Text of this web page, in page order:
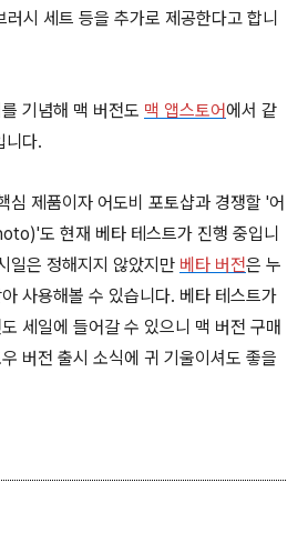
시 세트 등을 추가로 제공한다고 합니
기념해 맥 버전도 맥 앱스토어에서 같
니다.
심 제품이자 어도비 포토샵과 경쟁할 '어
도 현재 베타 테스트가 진행 중입니
일은 정해지지 않았지만 베타 버전은 누
사용해볼 수 있습니다. 베타 테스트가
세일에 들어갈 수 있으니 맥 버전 구매
버전 출시 소식에 귀 기울이셔도 좋을